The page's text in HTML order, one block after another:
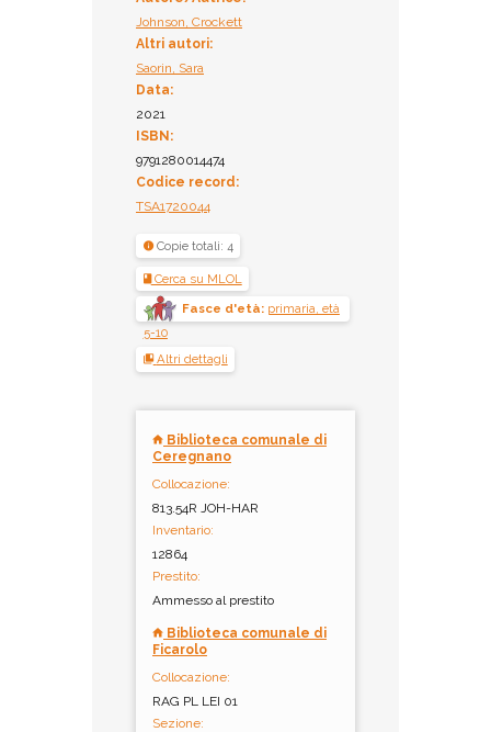
Johnson, Crockett
Altri autori:
Saorin, Sara
Data:
2021
ISBN:
9791280014474
Codice record:
TSA1720044
Copie totali: 4
Cerca su MLOL
Fasce d'età: primaria, età
5-10
Altri dettagli
Biblioteca comunale di
Ceregnano
Collocazione:
813.54R JOH-HAR
Inventario:
12864
Prestito:
Ammesso al prestito
Biblioteca comunale di
Ficarolo
Collocazione:
RAG PL LEI 01
Sezione: